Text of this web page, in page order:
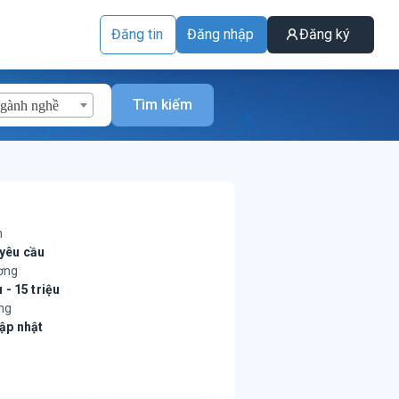
Đăng tin Đăng nhập Đăng ký
nghề Tìm kiếm
cầu
- 15 triệu
nhật